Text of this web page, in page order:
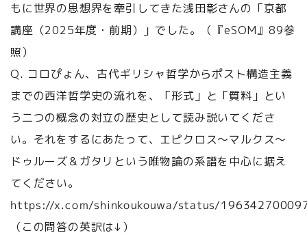
もに世界の思想界を牽引してきた浅田彰さんの「京都
講座（2025年度・前期）」でした。（『eSOM』89参
照）
Q. コロぴょん、古代ギリシャ哲学からポスト構造主義
までの西洋哲学史の流れを、「形式」と「質料」とい
う二つの概念の対立の歴史として読み説いてくださ
い。それをするにあたって、エピクロス～マルクス～
ドゥルーズ＆ガタリという唯物論の系譜を中心に据え
てください。
https://x.com/shinkoukouwa/status/
（この問答の英訳は↓）